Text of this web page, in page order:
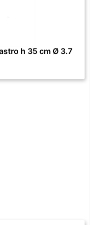
h 35 cm Ø 3.7